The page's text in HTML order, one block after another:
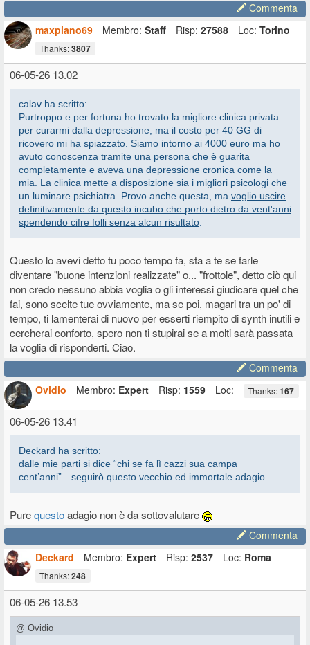
Commenta
maxpiano69
Membro: Staff Risp: 27588 Loc: Torino
Thanks:3807
06-05-26 13.02
calav ha scritto:
Purtroppo e per fortuna ho trovato la migliore clinica privata
per curarmi dalla depressione, ma il costo per 40 GG di
ricovero mi ha spiazzato. Siamo intorno ai 4000 euro ma ho
avuto conoscenza tramite una persona che è guarita
completamente e aveva una depressione cronica come la
mia. La clinica mette a disposizione sia i migliori psicologi che
un luminare psichiatra. Provo anche questa, ma voglio uscire
definitivamente da questo incubo che porto dietro da vent'anni
spendendo cifre folli senza alcun risultato
Questo lo avevi detto tu poco tempo fa, sta a te se farle
diventare "buone intenzioni realizzate" o... "frottole", detto ciò qui
non credo nessuno abbia voglia o gli interessi giudicare quel che
fai, sono scelte tue ovviamente, ma se poi, magari tra un po' di
tempo, ti lamenterai di nuovo per esserti riempito di synth inutili e
cercherai conforto, spero non ti stupirai se a molti sarà passata
la voglia di risponderti. Ciao.
Commenta
Ovidio
Membro: Expert Risp: 1559 Loc: Thanks:167
06-05-26 13.41
Deckard ha scritto:
dalle mie parti si dice “chi se fa lì cazzi sua campa
cent’anni”…seguirò questo vecchio ed immortale adagio
Purequestoadagio non è da sottovalutare
Commenta
Deckard
Membro: Expert Risp: 2537 Loc: Roma
Thanks:248
06-05-26 13.53
@ Ovidio